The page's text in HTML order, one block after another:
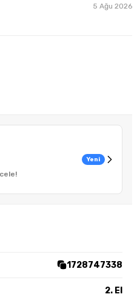
5 Ağu 2026
Yeni
1728747338
2. El